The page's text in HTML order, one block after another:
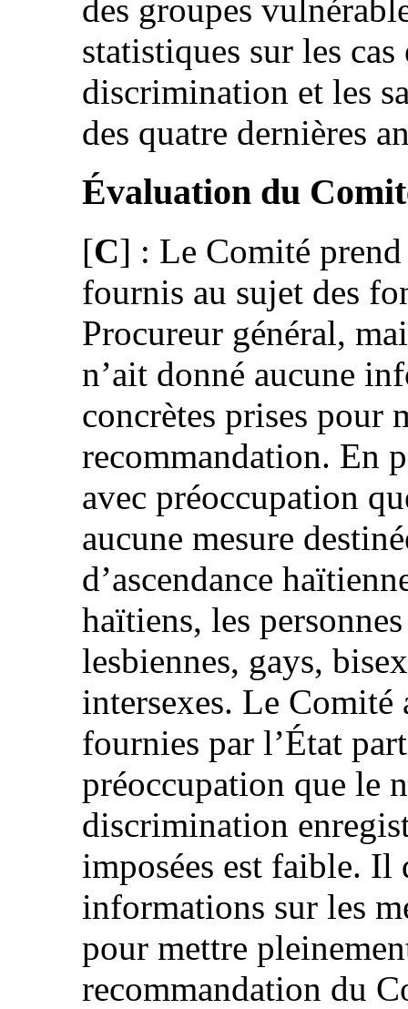
des groupes
statistiques sur les cas
discrimination et les
des quatre dernières
Évaluation du
[C] : Le Comité prend
fournis au sujet des
Procureur général,
n’ait donné aucune
concrètes prises pour
recommandation. En
avec préoccupation
aucune mesure
d’ascendance
haïtiens, les
lesbiennes, gays,
intersexes. Le Comité
fournies par l’État
préoccupation que le
discrimination
imposées est faible. Il
informations sur les
pour mettre
recommandation du